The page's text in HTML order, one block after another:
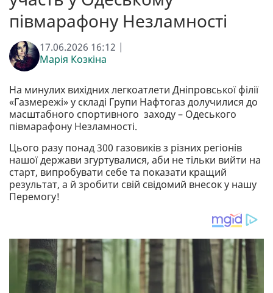
півмарафону Незламності
17.06.2026 16:12 |
Марія Козкіна
На минулих вихідних легкоатлети Дніпровської філії
«Газмережі» у складі Групи Нафтогаз долучилися до
масштабного спортивного заходу – Одеського
півмарафону Незламності.
Цього разу понад 300 газовиків з різних регіонів
нашої держави згуртувалися, аби не тільки вийти на
старт, випробувати себе та показати кращий
результат, а й зробити свій свідомий внесок у нашу
Перемогу!